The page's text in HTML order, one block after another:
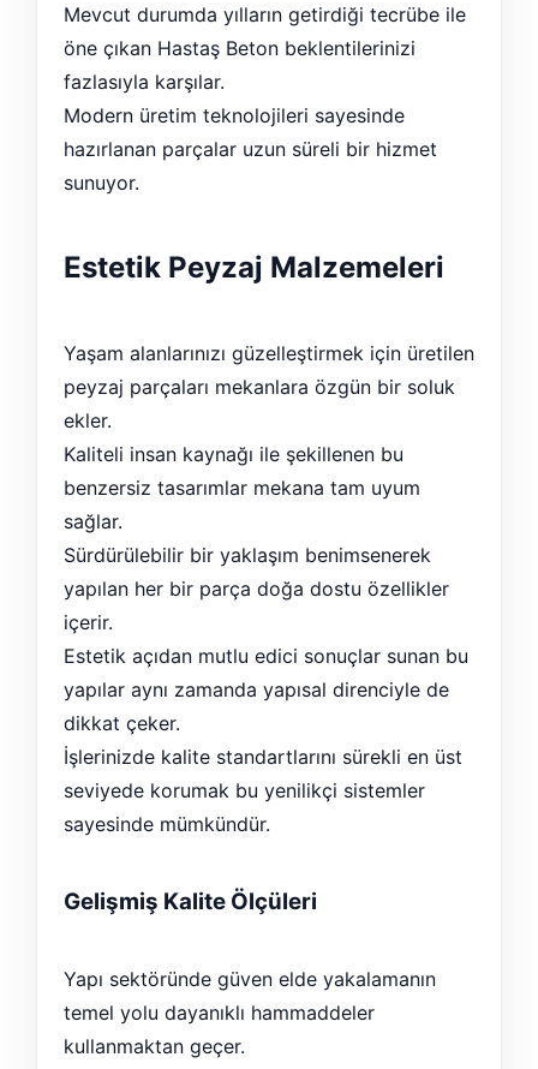
Mevcut durumda yılların getirdiği tecrübe ile
öne çıkan Hastaş Beton beklentilerinizi
fazlasıyla karşılar.
Modern üretim teknolojileri sayesinde
hazırlanan parçalar uzun süreli bir hizmet
sunuyor.
Estetik Peyzaj Malzemeleri
Yaşam alanlarınızı güzelleştirmek için üretilen
peyzaj parçaları mekanlara özgün bir soluk
ekler.
Kaliteli insan kaynağı ile şekillenen bu
benzersiz tasarımlar mekana tam uyum
sağlar.
Sürdürülebilir bir yaklaşım benimsenerek
yapılan her bir parça doğa dostu özellikler
içerir.
Estetik açıdan mutlu edici sonuçlar sunan bu
yapılar aynı zamanda yapısal direnciyle de
dikkat çeker.
İşlerinizde kalite standartlarını sürekli en üst
seviyede korumak bu yenilikçi sistemler
sayesinde mümkündür.
Gelişmiş Kalite Ölçüleri
Yapı sektöründe güven elde yakalamanın
temel yolu dayanıklı hammaddeler
kullanmaktan geçer.